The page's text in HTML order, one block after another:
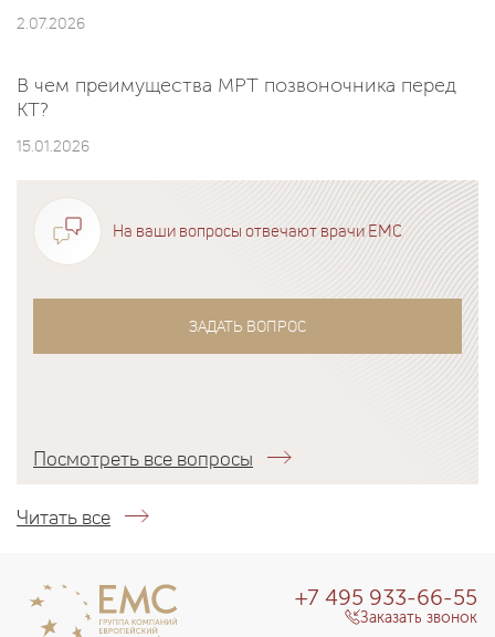
2.07.2026
В чем преимущества МРТ позвоночника перед
КТ?
15.01.2026
На ваши вопросы отвечают врачи EMC
ЗАДАТЬ ВОПРОС
Посмотреть все вопросы
Читать все
+7 495 933-66-55
Заказать звонок